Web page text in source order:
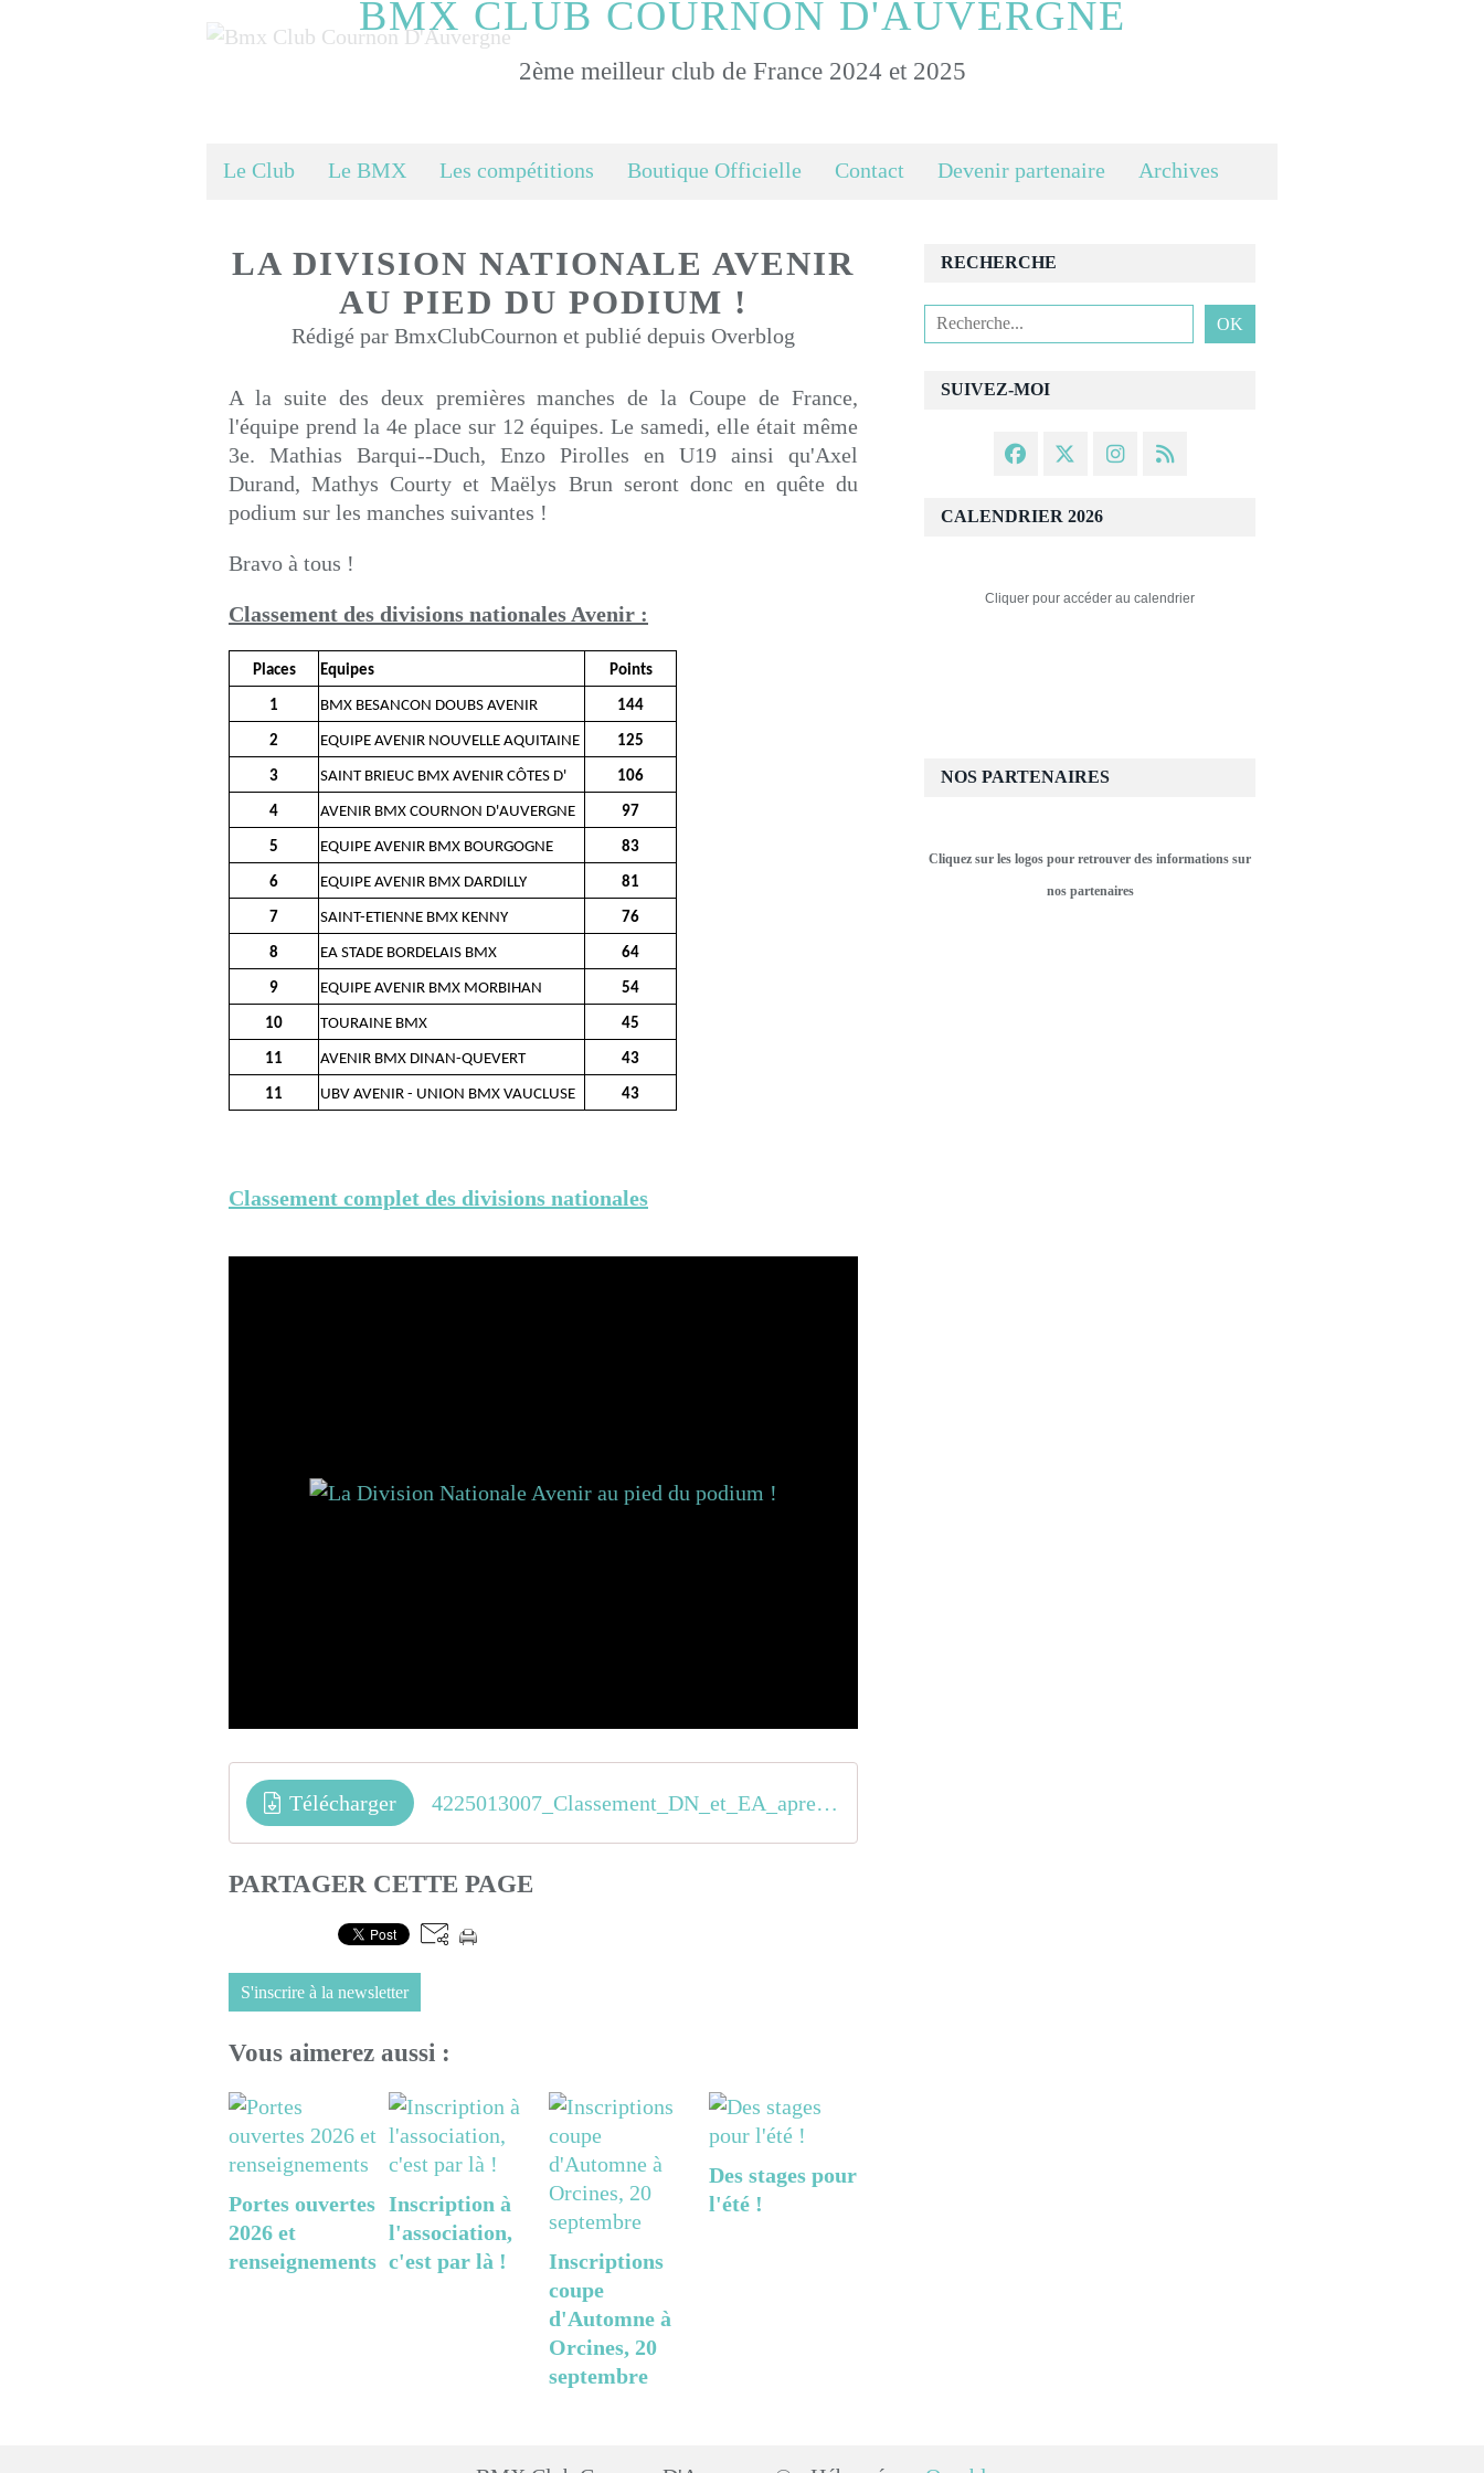
BMX CLUB COURNON D'AUVERGNE
2ème meilleur club de France 2024 et 2025
Le Club Le BMX Les compétitions Boutique Officielle Contact Devenir partenaire Archives
LA DIVISION NATIONALE AVENIR
AU PIED DU PODIUM !
Rédigé par BmxClubCournon et publié depuis Overblog
A la suite des deux premières manches de la Coupe de France,
l'équipe prend la 4e place sur 12 équipes. Le samedi, elle était même
3e. Mathias Barqui--Duch, Enzo Pirolles en U19 ainsi qu'Axel
Durand, Mathys Courty et Maëlys Brun seront donc en quête du
podium sur les manches suivantes !
Bravo à tous !
Classement des divisions nationales Avenir :
Places Equipes Points
1 BMX BESANCON DOUBS AVENIR 144
2 EQUIPE AVENIR NOUVELLE AQUITAINE 125
3 SAINT BRIEUC BMX AVENIR CÔTES D' 106
4 AVENIR BMX COURNON D'AUVERGNE 97
5 EQUIPE AVENIR BMX BOURGOGNE 83
6 EQUIPE AVENIR BMX DARDILLY 81
7 SAINT-ETIENNE BMX KENNY 76
8 EA STADE BORDELAIS BMX 64
9 EQUIPE AVENIR BMX MORBIHAN 54
10 TOURAINE BMX 45
11 AVENIR BMX DINAN-QUEVERT 43
11 UBV AVENIR - UNION BMX VAUCLUSE 43
Classement complet des divisions nationales
Télécharger 4225013007_Classement_DN_et_EA_apres_CPF_Besan_on
PARTAGER CETTE PAGE
S'inscrire à la newsletter
Vous aimerez aussi :
Portes ouvertes
2026 et
renseignements
Inscription à
l'association,
c'est par là !
Inscriptions
coupe
d'Automne à
Orcines, 20
septembre
Des stages pour
l'été !
SUIVEZ-MOI
RECHERCHE
CALENDRIER 2026
Cliquer pour accéder au calendrier
NOS PARTENAIRES
Cliquez sur les logos pour retrouver des informations sur
nos partenaires